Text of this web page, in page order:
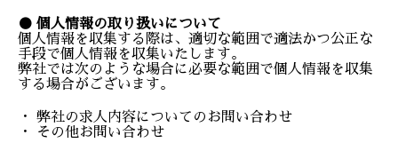
● 個人情報の取り扱いについて
個人情報を収集する際は、適切な範囲で適法かつ公正な
手段で個人情報を収集いたします。
弊社では次のような場合に必要な範囲で個人情報を収集
する場合がございます。
・ 弊社の求人内容についてのお問い合わせ
・ その他お問い合わせ